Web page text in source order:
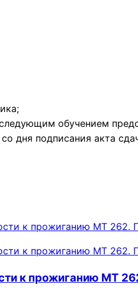
обучением
дня подписания акта
к прожиганию МТ